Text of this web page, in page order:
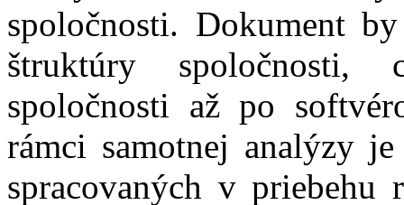
spoločnosti. Dokument
štruktúry spoločnosti,
spoločnosti až po
rámci samotnej analýzy
spracovaných v priebehu